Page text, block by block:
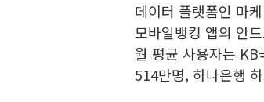
데이터 플랫폼인 마
모바일뱅킹 앱의 안
월 평균 사용자는
514만명, 하나은행